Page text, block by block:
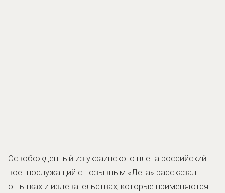
Освобожденный из украинского плена российский
военнослужащий с позывным «Лега» рассказал
о пытках и издевательствах, которые применяются